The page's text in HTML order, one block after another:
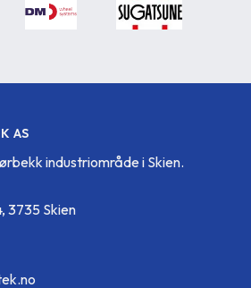
AS
industriområde i Skien.
3735 Skien